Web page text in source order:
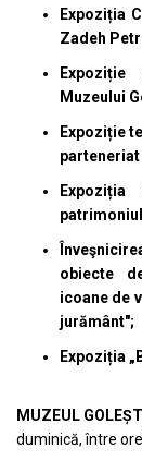
Expoziția
Zadeh
Muzeului
Expoziție
obiecte
icoane de
jurământ";
Expoziția
MUZEUL GOLEȘTI
duminică, între